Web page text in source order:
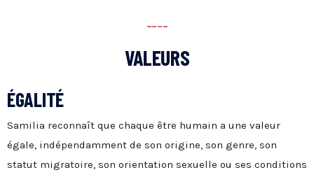
----
VALEURS
ÉGALITÉ
Samilia reconnaît que chaque être humain a une valeur
égale, indépendamment de son origine, son genre, son
statut migratoire, son orientation sexuelle ou ses conditions